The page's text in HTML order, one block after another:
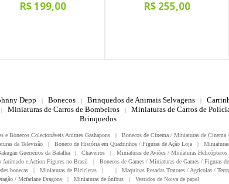
R$ 199,00 R$ 255,00
Depp | Bonecos | Brinquedos de Animais Selvagens |
| Miniaturas de Carros de Bombeiros | Miniaturas de Carros de
Brinquedos
e Bonecos Colecionáveis Animes Gashapons | Bonecos de Cinema / Miniaturas de Cinema
da Televisão | Boneco de História em Quadrinhos / Figuras de Ação Loja |
Guerreiros da Batalha | Chaveiros | Miniaturas de Aviões / Miniaturas Helicópteros
Animado e Action Figures no Brasil | Bonecos de Games / Miniaturas de Games / Figuras
bonecas | Miniaturas de Bicicletas | . | Maquinas Pesadas Tratores / Agricolas /
/ Mcfarlane Dragons
| Miniaturas de ônibus | Vestidos de Noiva de papel